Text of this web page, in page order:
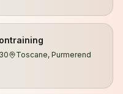
Kuyper. Met meer
en tientallen
begeleidt hij lopers
trailruns en
Toscane, Purmerend